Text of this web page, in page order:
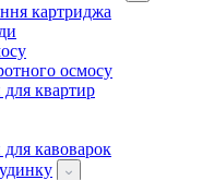
картриджа
осмосу
квартир
кавоварок